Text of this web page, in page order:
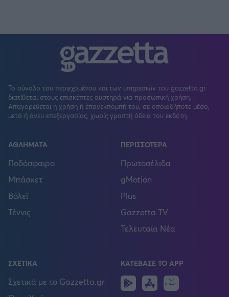
Το σύνολο του περιεχομένου και των υπηρεσιών του gazzetta.gr
διατίθεται στους επισκέπτες αυστηρά για προσωπική χρήση.
Απαγορεύεται η χρήση ή επανεκπομπή του, σε οποιοδήποτε μέσο,
μετά ή άνευ επεξεργασίας, χωρίς γραπτή άδεια του εκδότη.
ΑΘΛΗΜΑΤΑ
Ποδόσφαιρο
Μπάσκετ
Βόλεϊ
Τέννις
ΠΕΡΙΣΣΟΤΕΡΑ
Πρωτοσέλιδα
gMotion
Plus
Gazzetta TV
Τελευταία Νέα
ΣΧΕΤΙΚΑ
Σχετικά με το Gazzetta.gr
ΚΑΤΕΒΑΣΕ ΤΟ APP
Android
IOS